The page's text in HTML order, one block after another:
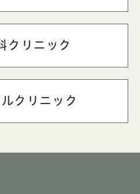
クリニック
クリニック